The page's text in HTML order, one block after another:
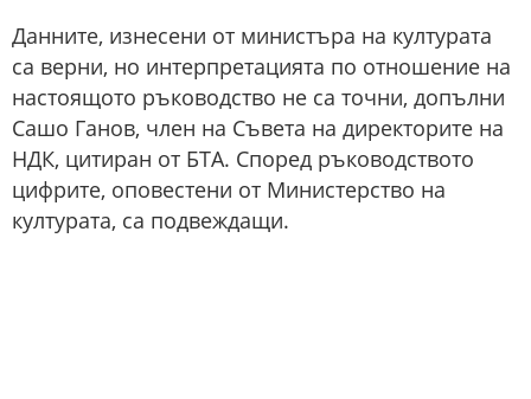
Данните, изнесени от министъра на културата
са верни, но интерпретацията по отношение на
настоящото ръководство не са точни, допълни
Сашо Ганов, член на Съвета на директорите на
НДК, цитиран от БТА. Според ръководството
цифрите, оповестени от Министерство на
културата, са подвеждащи.